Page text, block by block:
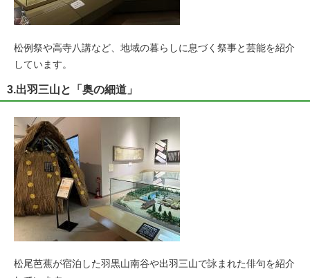
松例祭や高寺八講など、地域の暮らしに息づく祭事と芸能を紹介
しています。
3.出羽三山と「奥の細道」
松尾芭蕉が宿泊した羽黒山南谷や出羽三山で詠まれた俳句を紹介